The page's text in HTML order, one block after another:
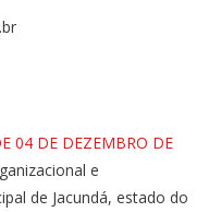
04 DE DEZEMBRO DE
e
de Jacundá, estado do